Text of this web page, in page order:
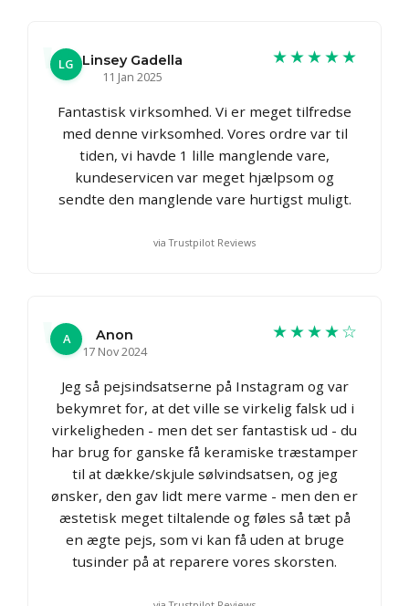
LG
Linsey Gadella
11 Jan 2025
★★★★★
Fantastisk virksomhed. Vi er meget tilfredse
med denne virksomhed. Vores ordre var til
tiden, vi havde 1 lille manglende vare,
kundeservicen var meget hjælpsom og
sendte den manglende vare hurtigst muligt.
via Trustpilot Reviews
A
Anon
17 Nov 2024
★★★★☆
Jeg så pejsindsatserne på Instagram og var
bekymret for, at det ville se virkelig falsk ud i
virkeligheden - men det ser fantastisk ud - du
har brug for ganske få keramiske træstamper
til at dække/skjule sølvindsatsen, og jeg
ønsker, den gav lidt mere varme - men den er
æstetisk meget tiltalende og føles så tæt på
en ægte pejs, som vi kan få uden at bruge
tusinder på at reparere vores skorsten.